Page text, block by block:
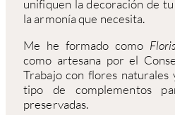
unifiquen la decoración de
la armonía que necesita.
Me he formado como
como artesana por el
Trabajo con flores
tipo de complementos
preservadas.